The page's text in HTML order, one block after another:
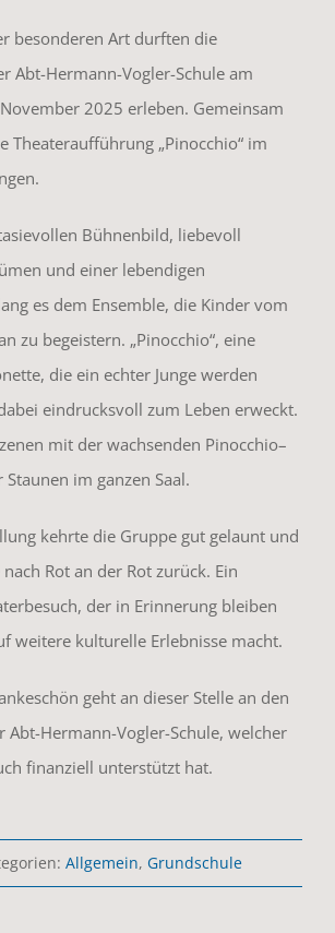
besonderen Art durften die
Abt-Hermann-Vogler-Schule am
2025 erleben. Gemeinsam
Theateraufführung „Pinocchio“ im
Bühnenbild, liebevoll
und einer lebendigen
es dem Ensemble, die Kinder vom
zu begeistern. „Pinocchio“, eine
die ein echter Junge werden
eindrucksvoll zum Leben erweckt.
mit der wachsenden Pinocchio–
im ganzen Saal.
kehrte die Gruppe gut gelaunt und
Rot an der Rot zurück. Ein
der in Erinnerung bleiben
weitere kulturelle Erlebnisse macht.
geht an dieser Stelle an den
Abt-Hermann-Vogler-Schule, welcher
finanziell unterstützt hat.
Allgemein, Grundschule